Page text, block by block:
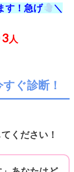
す！急げ ＼
3人
ぐ診断！
てください！